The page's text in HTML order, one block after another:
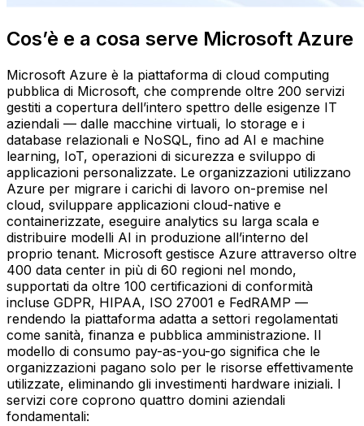
Cos’è e a cosa serve Microsoft Azure
Microsoft Azure è la piattaforma di cloud computing
pubblica di Microsoft, che comprende oltre 200 servizi
gestiti a copertura dell’intero spettro delle esigenze IT
aziendali — dalle macchine virtuali, lo storage e i
database relazionali e NoSQL, fino ad AI e machine
learning, IoT, operazioni di sicurezza e sviluppo di
applicazioni personalizzate. Le organizzazioni utilizzano
Azure per migrare i carichi di lavoro on-premise nel
cloud, sviluppare applicazioni cloud-native e
containerizzate, eseguire analytics su larga scala e
distribuire modelli AI in produzione all’interno del
proprio tenant. Microsoft gestisce Azure attraverso oltre
400 data center in più di 60 regioni nel mondo,
supportati da oltre 100 certificazioni di conformità
incluse GDPR, HIPAA, ISO 27001 e FedRAMP —
rendendo la piattaforma adatta a settori regolamentati
come sanità, finanza e pubblica amministrazione. Il
modello di consumo pay-as-you-go significa che le
organizzazioni pagano solo per le risorse effettivamente
utilizzate, eliminando gli investimenti hardware iniziali. I
servizi core coprono quattro domini aziendali
fondamentali: